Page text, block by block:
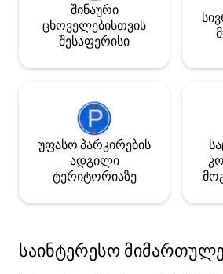
შინაური
ცხოველებისთვის
შესაფერისი
უფასო პარკირების
ადგილი
ტერიტორიაზე
საინტერესო